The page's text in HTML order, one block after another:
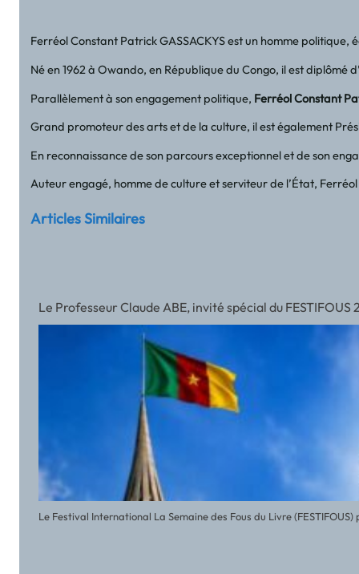
Ferréol Constant Patrick GASSACKYS est un homme
Né en 1962 à Owando, en République du Congo, il est
Parallèlement à son engagement politique, Ferréol Constant
Grand promoteur des arts et de la culture, il est également
En reconnaissance de son parcours exceptionnel et de son
Auteur engagé, homme de culture et serviteur de l’État,
Articles Similaires
Le Professeur Claude ABE, invité spécial du FESTIFOUS
Le Festival International La Semaine des Fous du Livre